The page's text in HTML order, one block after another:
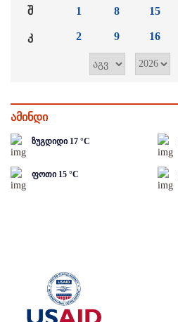
შ
კ
1
2
8
9
15
16
ამინდი
ზუგდიდი 17 °C
ფოთი 15 °C